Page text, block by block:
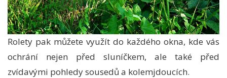
Rolety pak můžete využít do každého okna, kde vás
ochrání nejen před sluníčkem, ale také před
zvídavými pohledy sousedů a kolemjdoucích.